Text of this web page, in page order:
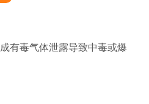
有毒气体泄露导致中毒或爆